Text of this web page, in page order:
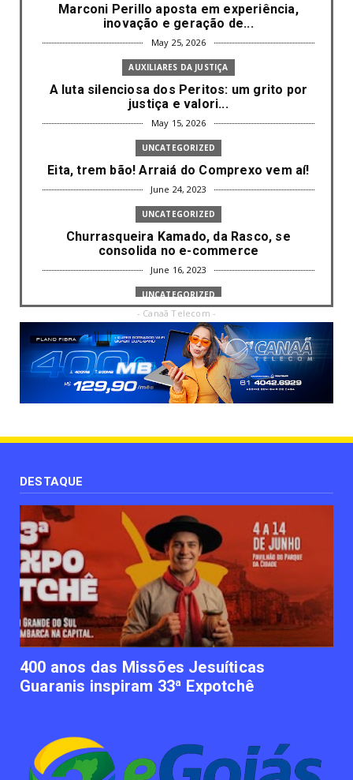
Marconi Perillo aposta em experiência,
inovação e geração de...
May 25, 2026
AUXILIARES DA JUSTIÇA
A luta silenciosa dos Peritos: um grito por
justiça e valori...
May 15, 2026
UNCATEGORIZED
Eita, trem bão! Arraiá do Comprexo vem aí!
June 24, 2023
UNCATEGORIZED
Churrasqueira Kamado, da Rasco, se
consolida no e-commerce
June 16, 2023
UNCATEGORIZED
Com mais da metade dos cargos de
liderança ocupados por mulh...
June 16, 2023
UNCATEGORIZED
Paisagismo valoriza imóvel e atrai clientes
UNCATEGORIZED
June 12, 2023
UNCATEGORIZED
Empresas apostam em iniciativas de
felicidade corporativa pa...
June 09, 2023
UNCATEGORIZED
Lawtech gaúcha ajuda advogados a
organizarem sua vida financ...
- Canaã Telecom -
DESTAQUE
400 anos das Missões Jesuíticas
Guaranis inspiram 33ª Expotchê